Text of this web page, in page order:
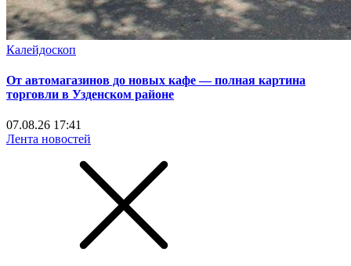
Калейдоскоп
От автомагазинов до новых кафе — полная картина
торговли в Узденском районе
07.08.26 17:41
Лента новостей